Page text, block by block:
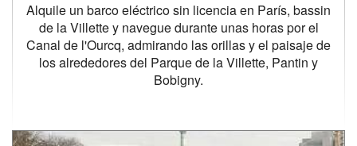
Alquile un barco eléctrico sin licencia en París, bassin
de la Villette y navegue durante unas horas por el
Canal de l'Ourcq, admirando las orillas y el paisaje de
los alrededores del Parque de la Villette, Pantin y
Bobigny.